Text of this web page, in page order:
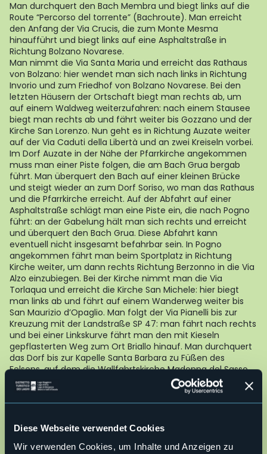
Diese Webseite verwendet Cookies
Wir verwenden Cookies, um Inhalte und Anzeigen zu
Man durchquert den Bach Membra und biegt links auf die
Route “Percorso del torrente” (Bachroute). Man erreicht
den Anfang der Via Crucis, die zum Monte Mesma
hinaufführt und biegt links auf eine Asphaltstraße in
Richtung Bolzano Novarese.
Man nimmt die Via Santa Maria und erreicht das Rathaus
von Bolzano: hier wendet man sich nach links in Richtung
Invorio und zum Friedhof von Bolzano Novarese. Bei den
letzten Häusern der Ortschaft biegt man rechts ab, um
auf einem Waldweg weiterzufahren: nach einem Stausee
biegt man rechts ab und fährt weiter bis Gozzano und der
Kirche San Lorenzo. Nun geht es in Richtung Auzate weiter
auf der Via Caduti della Libertà und an zwei Kreiseln vorbei.
Im Dorf Auzate in der Nähe der Pfarrkirche angekommen
muss man einer Piste folgen, die am Bach Grua bergab
führt. Man überquert den Bach auf einer kleinen Brücke
und steigt wieder an zum Dorf Soriso, wo man das Rathaus
und die Pfarrkirche erreicht. Auf der Abfahrt auf einer
Asphaltstraße schlägt man eine Piste ein, die nach Pogno
führt: an der Gabelung hält man sich rechts und erreicht
und überquert den Bach Grua. Diese Abfahrt kann
eventuell nicht insgesamt befahrbar sein. In Pogno
angekommen fährt man beim Sportplatz in Richtung
Kirche weiter, um dann rechts Richtung Berzonno in die Via
Alzo einzubiegen. Bei der Kirche nimmt man die Via
Torlaqua und erreicht die Kirche San Michele: hier biegt
man links ab und fährt auf einem Wanderweg weiter bis
San Maurizio d’Opaglio. Man folgt der Via Pianelli bis zur
Kreuzung mit der Landstraße SP 47: man fährt nach rechts
und bei einer Linkskurve fährt man den mit Kieseln
gepflasterten Weg zum Ort Briallo hinauf. Man durchquert
das Dorf bis zur Kapelle Santa Barbara zu Füßen des
Felsens, auf dem die Wallfahrtskirche Madonna del Sasso
steht: man biegt nach links ab und fährt am Zaun der
Wasserversorgungsanlage von San Maurizio entlang und
biegt dann rechts auf den Wanderweg “Sentiero degli
rechts in den Wald ein, bis man zu einem Gatter auf der
erreicht die Via alle Cave bei Alzo di Pella. Nun fährt man